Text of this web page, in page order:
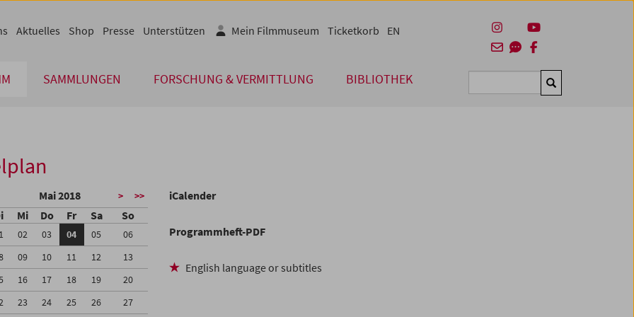
SAMMLUNGEN FORSCHUNG & VERMITTLUNG BIBLIOTHEK Suchen
Aktuelles Shop Presse Unterstützen Mein Filmmuseum Ticketkorb EN
Mai 2018 > >>
Mi Do Fr Sa So
02 03 04 05
06
09 10 11 12
13
16 17 18 19
20
23 24 25 26
27
iCalender
Programmheft-PDF
English language or subtitles